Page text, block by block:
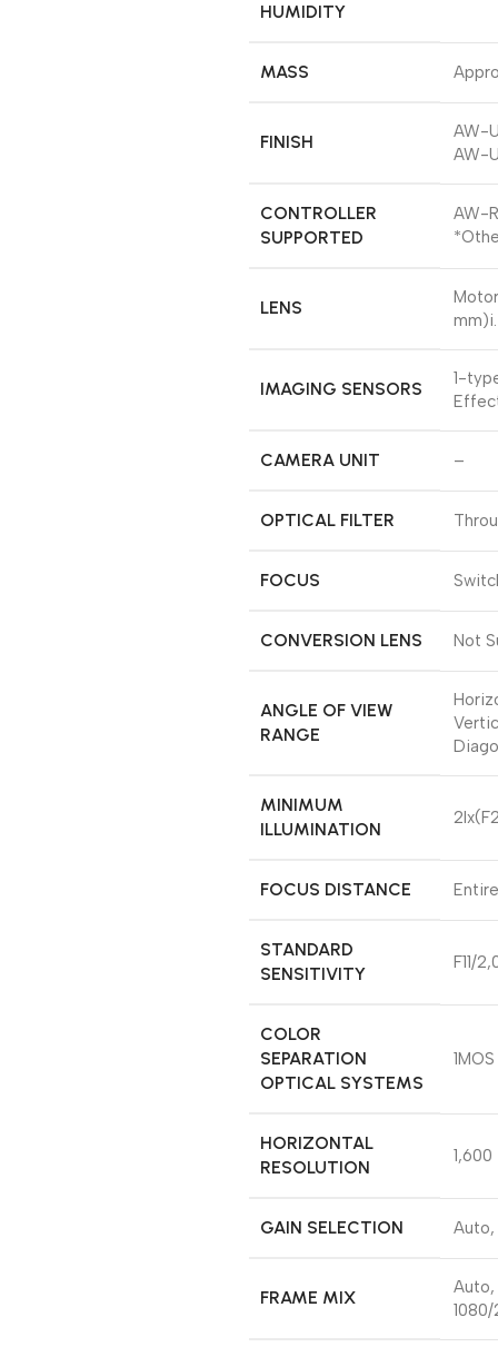
HUMIDITY
MASS
FINISH
AW-
AW-
CONTROLLER
SUPPORTED
AW-
LENS
IMAGING SENSORS
1-
CAMERA UNIT –
OPTICAL FILTER
FOCUS
CONVERSION LENS Not
ANGLE OF VIEW
RANGE
MINIMUM
ILLUMINATION
FOCUS DISTANCE
STANDARD
SENSITIVITY
F11/
COLOR
SEPARATION
OPTICAL SYSTEMS
1MOS
HORIZONTAL
RESOLUTION
GAIN SELECTION Auto,
FRAME MIX
Auto,